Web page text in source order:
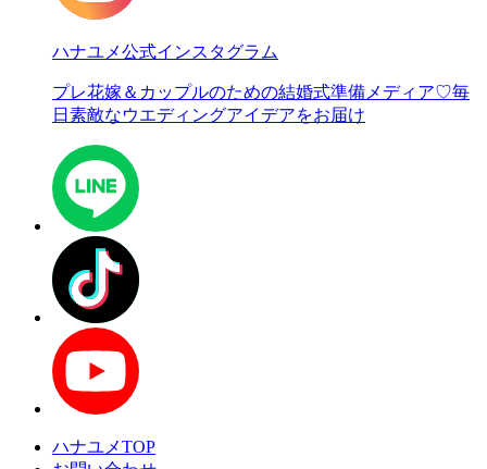
ハナユメ公式インスタグラム
プレ花嫁＆カップルのための結婚式準備メディア♡毎
日素敵なウエディングアイデアをお届け
ハナユメTOP